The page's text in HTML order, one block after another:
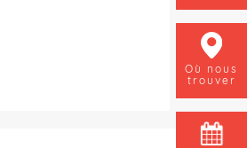
Où nous
trouver